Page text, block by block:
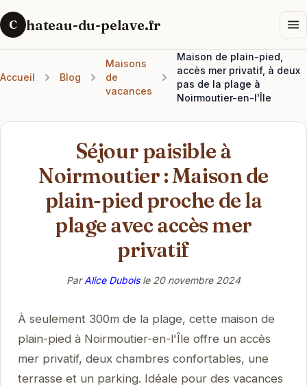
C hateau-du-pelave.fr
Accueil Blog
Maisons
de
vacances
Maison de plain-pied,
accès mer privatif, à deux
pas de la plage à
Noirmoutier-en-l'Île
Séjour paisible à
Noirmoutier : Maison de
plain-pied proche de la
plage avec accès mer
privatif
ParAlice Duboisle 20 novembre 2024
À seulement 300m de la plage, cette maison de
plain-pied à Noirmoutier-en-l'Île offre un accès
mer privatif, deux chambres confortables, une
terrasse et un parking. Idéale pour des vacances